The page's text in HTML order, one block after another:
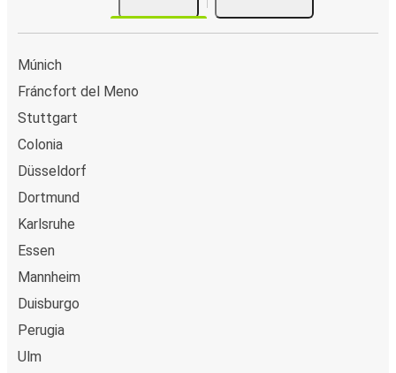
Múnich
Fráncfort del Meno
Stuttgart
Colonia
Düsseldorf
Dortmund
Karlsruhe
Essen
Mannheim
Duisburgo
Perugia
Ulm